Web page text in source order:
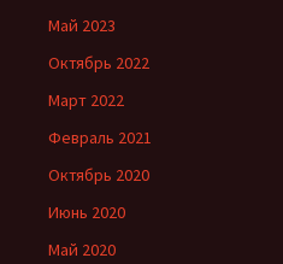
Май 2023
Октябрь 2022
Март 2022
Февраль 2021
Октябрь 2020
Июнь 2020
Май 2020